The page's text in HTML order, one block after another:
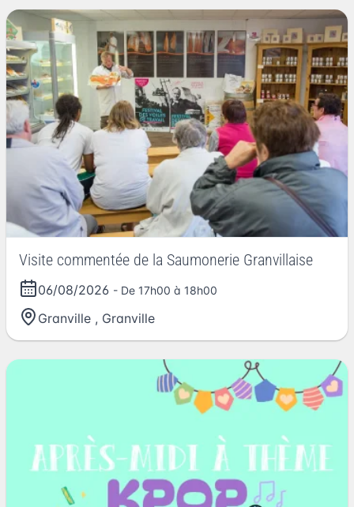
Visite commentée de la Saumonerie Granvillaise
06/08/2026 - De 17h00 à 18h00
Granville , Granville